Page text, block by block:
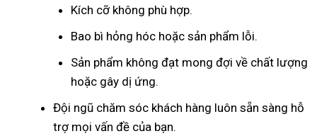
Kích cỡ không phù hợp.
Bao bì hỏng hóc hoặc sản phẩm lỗi.
Sản phẩm không đạt mong đợi về chất lượng
hoặc gây dị ứng.
Đội ngũ chăm sóc khách hàng luôn sẵn sàng hỗ
trợ mọi vấn đề của bạn.